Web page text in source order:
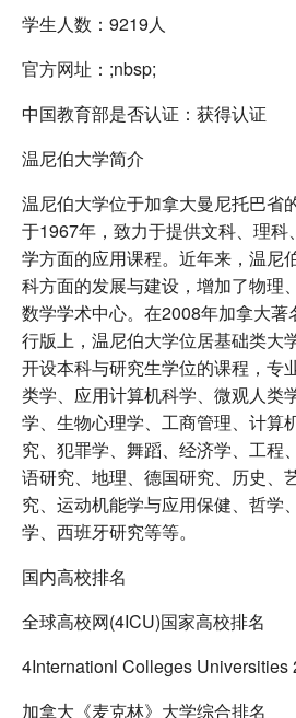
学生人数：9219人
官方网址：;nbsp;
中国教育部是否认证：获得认证
温尼伯大学简介
温尼伯大学位于加拿大曼尼托巴省
于1967年，致力于提供文科、理
学方面的应用课程。近年来，温尼
科方面的发展与建设，增加了物理
数学学术中心。在2008年加拿大
行版上，温尼伯大学位居基础类大
开设本科与研究生学位的课程，专
类学、应用计算机科学、微观人类
学、生物心理学、工商管理、计算
究、犯罪学、舞蹈、经济学、工程
语研究、地理、德国研究、历史、
究、运动机能学与应用保健、哲学
学、西班牙研究等等。
国内高校排名
全球高校网(4ICU)国家高校排名
4Internationl Colleges Universities
加拿大《麦克林》大学综合排名